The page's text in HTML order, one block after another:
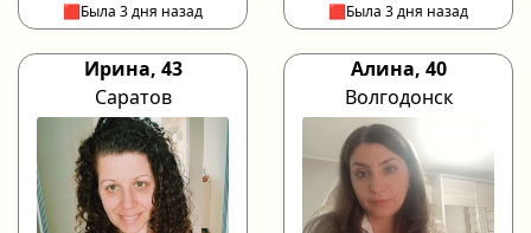
🟥Была 3 дня назад 🟥Была 3 дня назад
Ирина, 43
Саратов
Алина, 40
Волгодонск